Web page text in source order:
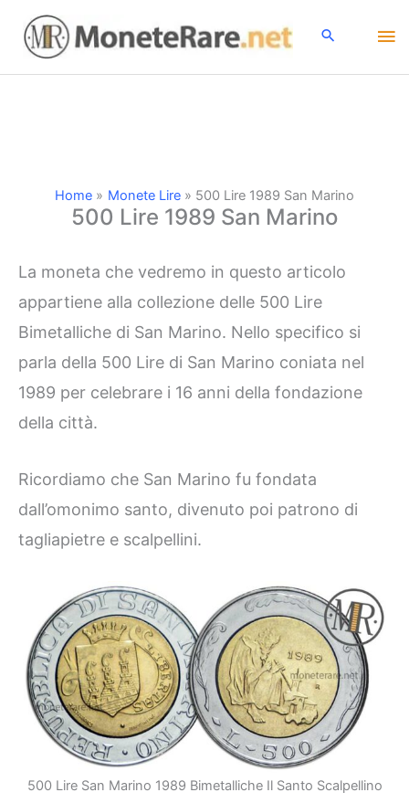
contenuto
Home Monete Lire 500 Lire 1989 San Marino
500 Lire 1989 San Marino
La moneta che vedremo in questo articolo
appartiene alla collezione delle 500 Lire
Bimetalliche di San Marino. Nello specifico si
parla della 500 Lire di San Marino coniata nel
1989 per celebrare i 16 anni della fondazione
della città.
Ricordiamo che San Marino fu fondata
dall’omonimo santo, divenuto poi patrono di
tagliapietre e scalpellini.
500 Lire San Marino 1989 Bimetalliche Il Santo Scalpellino